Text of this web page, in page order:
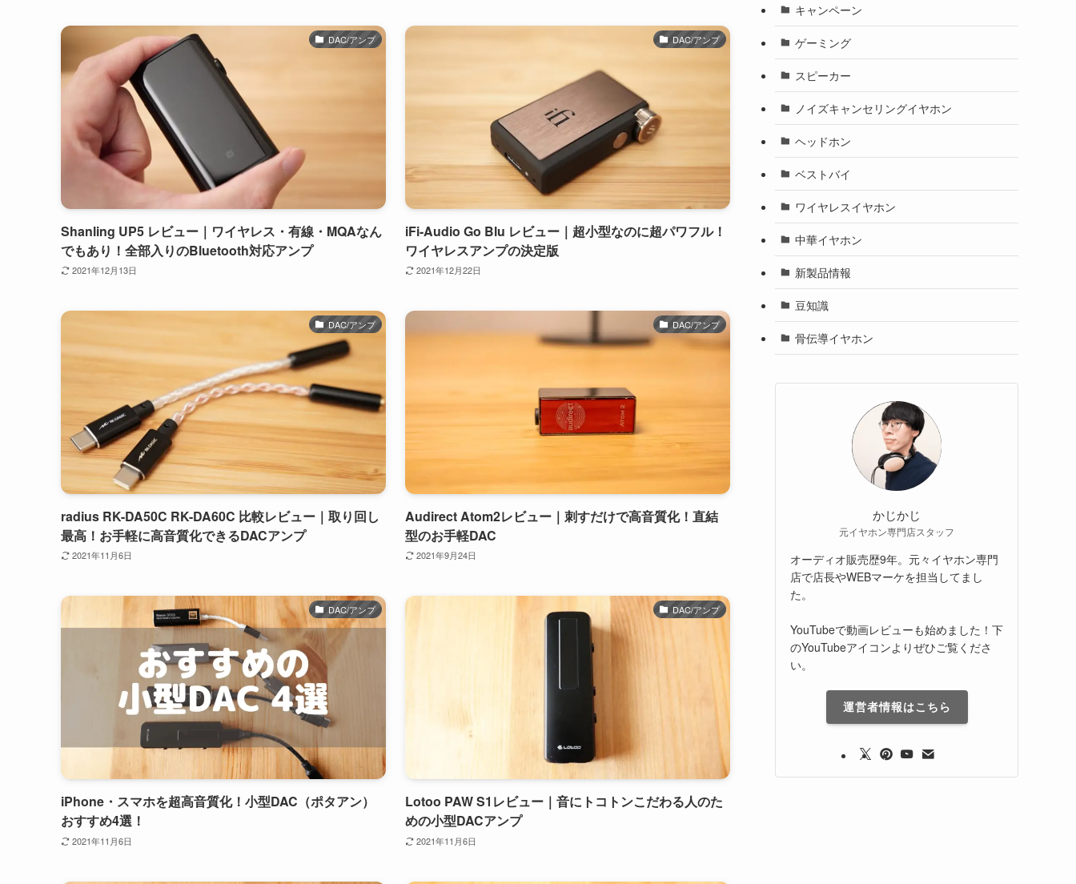
DAC/アンプ
Shanling UP5 レビュー｜ワイヤレス・有線・MQAなん
でもあり！全部入りのBluetooth対応アンプ
2021年12月13日
DAC/アンプ
iFi-Audio Go Blu レビュー｜超小型なのに超パワフル！
ワイヤレスアンプの決定版
2021年12月22日
DAC/アンプ
radius RK-DA50C RK-DA60C 比較レビュー｜取り回し
最高！お手軽に高音質化できるDACアンプ
2021年11月6日
DAC/アンプ
Audirect Atom2レビュー｜刺すだけで高音質化！直結
型のお手軽DAC
2021年9月24日
DAC/アンプ
iPhone・スマホを超高音質化！小型DAC（ポタアン）
おすすめ4選！
2021年11月6日
DAC/アンプ
Lotoo PAW S1レビュー｜音にトコトンこだわる人のた
めの小型DACアンプ
2021年11月6日
キャンペーン
ゲーミング
スピーカー
ノイズキャンセリングイヤホン
ヘッドホン
ベストバイ
ワイヤレスイヤホン
中華イヤホン
新製品情報
豆知識
骨伝導イヤホン
かじかじ
元イヤホン専門店スタッフ
オーディオ販売歴9年。元々イヤホン専門
店で店長やWEBマーケを担当してまし
た。
YouTubeで動画レビューも始めました！下
のYouTubeアイコンよりぜひご覧くださ
い。
運営者情報はこちら